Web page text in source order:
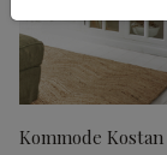
Kommode Kostan